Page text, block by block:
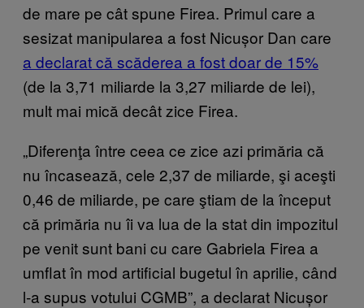
de mare pe cât spune Firea. Primul care a
sesizat manipularea a fost Nicușor Dan care
a declarat că scăderea a fost doar de 15%
(de la 3,71 miliarde la 3,27 miliarde de lei),
mult mai mică decât zice Firea.
„Diferenţa între ceea ce zice azi primăria că
nu încasează, cele 2,37 de miliarde, şi aceşti
0,46 de miliarde, pe care ştiam de la început
că primăria nu îi va lua de la stat din impozitul
pe venit sunt bani cu care Gabriela Firea a
umflat în mod artificial bugetul în aprilie, când
l-a supus votului CGMB”, a declarat Nicușor